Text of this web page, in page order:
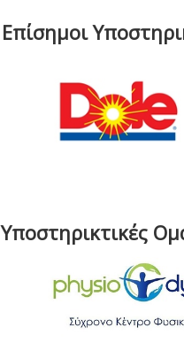
Επίσημοι
Υποστηρικτικές